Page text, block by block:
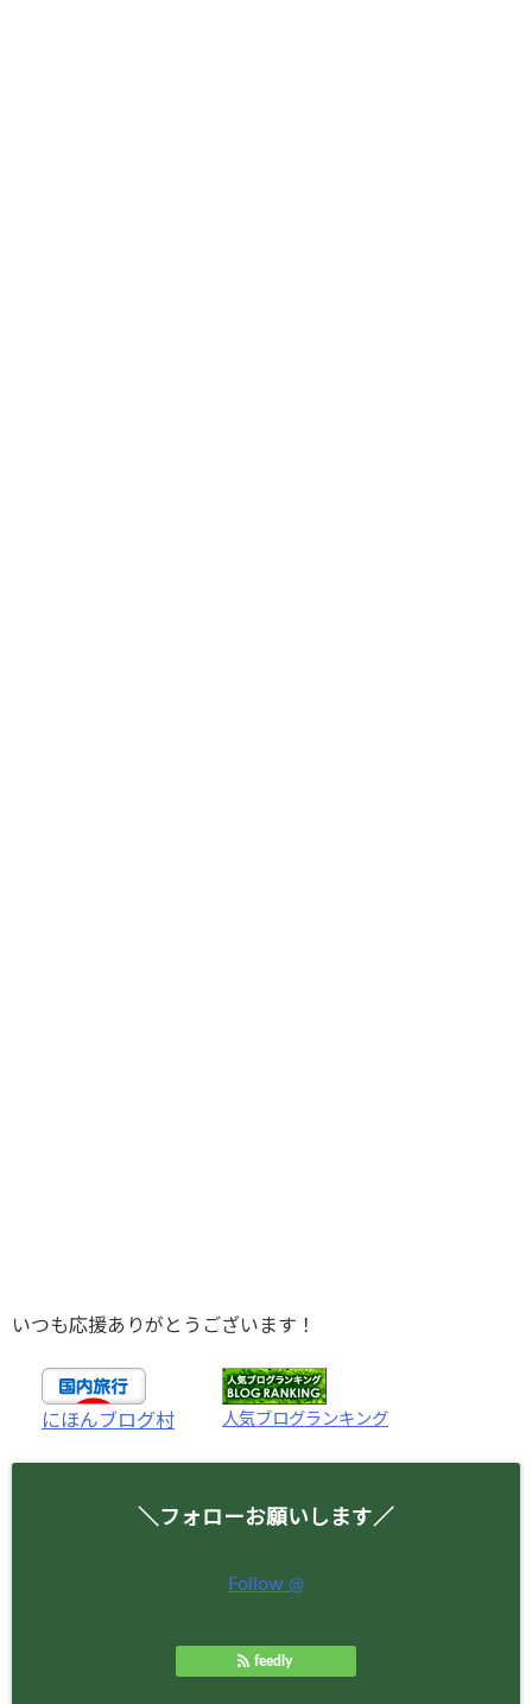
いつも応援ありがとうございます！
にほんブログ村 人気ブログランキング
＼フォローお願いします／
Follow @
feedly